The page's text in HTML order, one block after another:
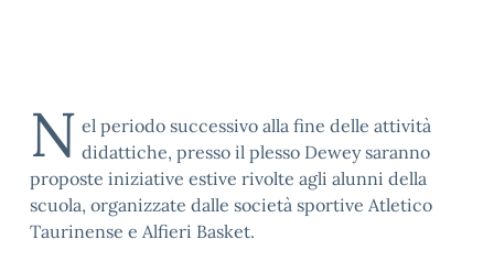
N el periodo successivo alla fine delle attività
didattiche, presso il plesso Deweysaranno
proposte iniziative estive rivolte agli alunni della
scuola, organizzate dalle società sportive Atletico
Taurinense e Alfieri Basket.